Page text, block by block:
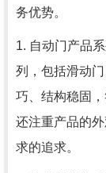
务优势。
1. 自动门产品
列，包括滑动
巧、结构稳固
还注重产品的
求的追求。